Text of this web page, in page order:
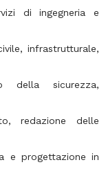
di ingegneria e
infrastrutturale,
della sicurezza,
redazione delle
e progettazione in